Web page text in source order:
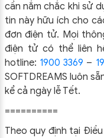
cần nắm chắc khi sử
tin này hữu ích cho
đơn điện tử. Mọi
điện tử có thể liên
hotline: 1900 3369 –
SOFTDREAMS luôn
kể cả ngày lễ Tết.
==========
Theo quy định tại